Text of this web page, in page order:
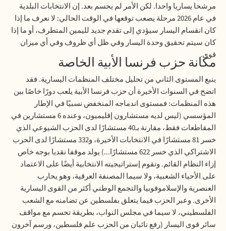
مرشحا يساريا واحدا. لكن الأمر لم يحسم بعد. إن الانتخابات البلدية
في عام 2026 مرحلة يصعب توقعها في الوقت الحالي: لا نعرف ما إذا
كان انقسام اليسار سيؤدي إلى تقدم جديد لليمين المتطرف، أو ما إذا
كان سيتم تحقيق وحدة اليسار وفي ظل أي ظروف وفي أي ميزان
قوى.
مكانة حزب فرنسا الأبية الخاصة
ينبع المستوى الثاني من تحليل مختلف المنظمات اليسارية. فقد
اتضح في السنوات الأخيرة أن حزب فرنسا الأبية يلعب دورًا خاصًا بين
هذه المنظمات: فمستوى اندماجه المنخفض نسبيًا في الإطار
المؤسسي (ليس لديه مستشارون إقليميون، وعنده 6 مستشارين في
المقاطعات فقط، مقارنة بـ40 مستشارًا لدى الحزب الشيوعي الذي
خسر 81 مستشارًا في الانتخابات الأخيرة، و332 مستشارًا لدى الحزب
الاشتراكي الذي خسر 622 مستشارًا...) يولد موقفا نقديا بوجه خاص
إزاء النظام القائم. وتقوم إستراتيجيته الانتخابية أيضًا على الاعتماد
على الأحياء الشعبية، ولا سيما المصنفة العرقية، وهو يحارب
العنصرية والإسلاموفوبيا والتجمع الوطني أكثر من القوى اليسارية
الأخرى. وعبر الحزب فيما يتعلق بفلسطين عن تضامنه مع الشعب
الفلسطيني، لا سيما في مجلس النواب، بطريقة تحسم مع مواقف
سائر قوى اليسار (رفع نائبان من الحزب علم فلسطين، ورسم آخرون